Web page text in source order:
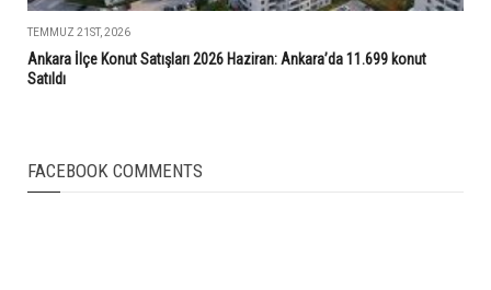
TEMMUZ 21ST, 2026
Ankara İlçe Konut Satışları 2026 Haziran: Ankara’da 11.699 konut
Satıldı
FACEBOOK COMMENTS